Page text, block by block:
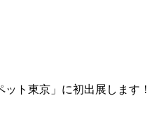
ト東京」に初出展します！